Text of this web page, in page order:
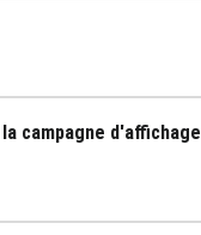
campagne d'affichage